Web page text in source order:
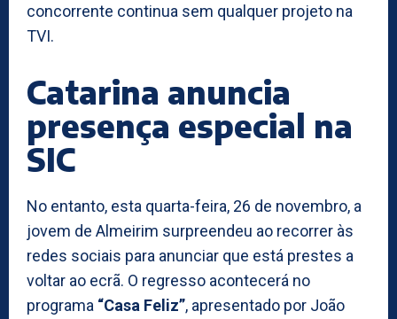
concorrente continua sem qualquer projeto na
TVI.
Catarina anuncia
presença especial na
SIC
No entanto, esta quarta-feira, 26 de novembro, a
jovem de Almeirim surpreendeu ao recorrer às
redes sociais para anunciar que está prestes a
voltar ao ecrã. O regresso acontecerá no
programa “Casa Feliz”, apresentado por João